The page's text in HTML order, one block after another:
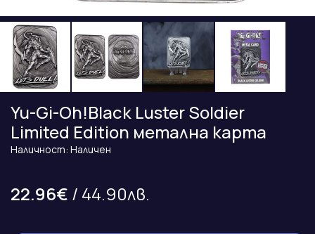
Yu-Gi-Oh!Black Luster Soldier
Limited Edition метална карта
Наличност: Наличен
22.96€ / 44.90лв.